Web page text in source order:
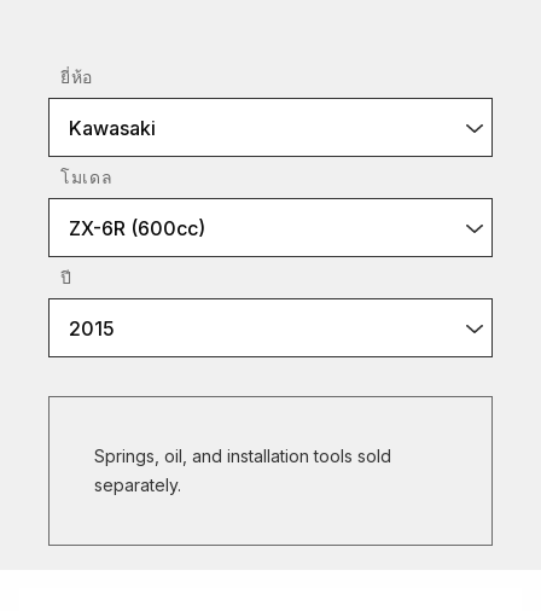
ยี่ห้อ
Kawasaki
โมเดล
ZX-6R (600cc)
ปี
2015
Springs, oil, and installation tools sold
separately.